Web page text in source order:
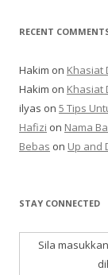
RECENT
Hakim on Khasiat
Hakim on Khasiat
ilyas on 5 Tips
Hafizi on Nama
Bebas on Up and
STAY CONNECTED
Sila